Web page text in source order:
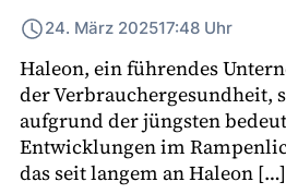
24. März 202517:48 Uhr
Haleon, ein führendes
der Verbrauchergesundheit,
aufgrund der jüngsten
Entwicklungen im
das seit langem an Haleon […]